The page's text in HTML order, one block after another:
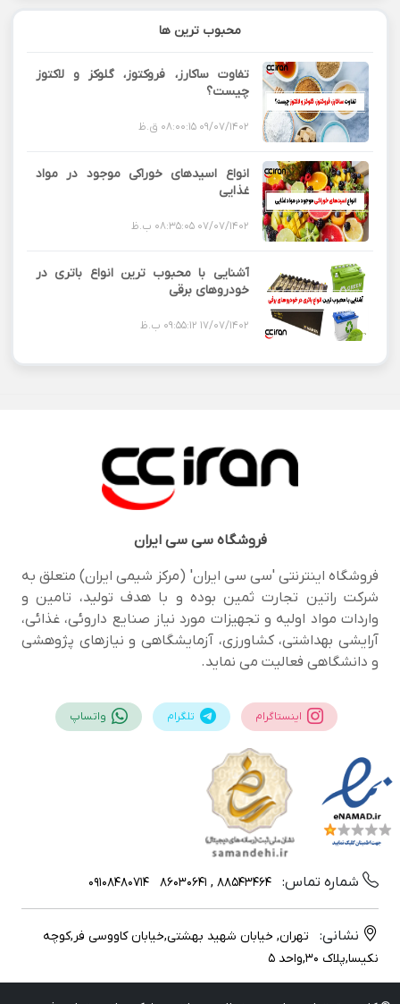
محبوب ترین ها
تفاوت ساکارز، فروکتوز، گلوکز و لاکتوز
چیست؟
09/07/1402 08:00:15 ق.ظ
انواع اسیدهای خوراکی موجود در مواد
غذایی
07/07/1402 08:35:05 ب.ظ
آشنایی با محبوب ترین انواع باتری در
خودروهای برقی
17/07/1402 09:55:12 ب.ظ
فروشگاهسی سی ایران
فروشگاه اینترنتی 'سی سی ایران' (مرکز شیمی ایران) متعلق به
شرکت راتین تجارت ثمین بوده و با هدف تولید، تامین و
واردات مواد اولیه و تجهیزات مورد نیاز صنایع داروئی، غذائی،
آرایشی بهداشتی، کشاورزی، آزمایشگاهی و نیازهای پژوهشی
و دانشگاهی فعالیت می نماید.
اینستاگرام تلگرام واتساپ
شماره تماس: 88543464 , 86030641
09108480714
نشانی:
تهران, خیابان شهید بهشتی,خیابان کاووسی فر,کوچه
نکیسا,پلاک 30,واحد 5